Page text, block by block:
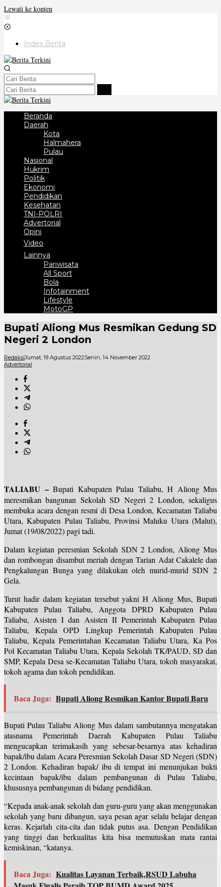
Lewati ke konten
Index Berita
Beranda
Daerah
Kota
Halmahera
Pulau
Nasional
Hukrim
Politik
Ekonomi
Pendidikan
Kesehatan
TNI-POLRI
Advertorial
Opini
Video
Lainnya
Pariwisata
All Sport
Bola
Infotainment
Lifestyle
MotoGP
Bupati Aliong Mus Resmikan Gedung SD
Negeri 2 London
RedaksiJumat, 19 Agustus 2022Senin, 14 November 2022
Advertorial
TALIABU – Bupati Kabupaten Pulau Taliabu, H Aliong Mus
meresmikan bangunan Sekolah SD Negeri 2 London, sekaligus
membuka acara dengan resmi di Desa London, Kecamatan Taliabu
Utara, Kabupaten Pulau Taliabu, Provinsi Maluku Utara (Malut),
Jumat (19/08/2022) pagi tadi.
Dalam kegiatan peresmian Sekolah SDN 2 London, Aliong Mus
dan rombongan disambut meriah dengan Tarian Adat Cakalele dan
Pengkalungan Bunga yang dilakukan oleh murid-murid SDN 2
Gela.
Turut hadir dalam kegiatan tersebut yakni H Aliong Mus, Bupati
Kabupaten Pulau Taliabu, Anggota DPRD Kabupaten Pulau
Taliabu, Asisten I dan Asisten II Pemerintah Kabupaten Pulau
Taliabu, Kepala OPD Lingkup Pemerintah Kabupaten Pulau
Taliabu, Kepala Pemerintahan Kecamatan Taliabu Utara, Ka Pos
Pol Kecamatan Taliabu Utara, Kepala Sekolah TK/PAUD, SD dan
SMP, Kepala Desa se-Kecamatan Taliabu Utara, tokoh masyarakat,
tokoh agama dan tokoh pendidikan.
Baca Juga: Bupati Aliong Resmikan Kantor Bupati Baru
Bupati Pulau Taliabu Aliong Mus dalam sambutannya mengatakan
atasnama Pemerintah Daerah Kabupaten Pulau Taliabu
mengucapkan terimakasih yang sebesar-besarnya atas kehadiran
bapak/ibu dalam Acara Peresmian Sekolah Dasar SD Negeri (SDN)
2 London. Kehadiran bapak/ ibu di tempat ini menunjukan bukti
kecintaan bapak/ibu dalam pembangunan di Pulau Taliabu,
khususnya pembangunan di bidang pendidikan.
“Kepada anak-anak sekolah dan guru-guru yang akan menggunakan
sekolah yang baru dibangun, saya pesan agar selalu belajar dengan
keras. Kejarlah cita-cita dan tidak putus asa. Dengan Pendidikan
yang tinggi dan berkualitas kita bisa memutuskan mata rantai
kemiskinan, “katanya.
Baca Juga: Kualitas Layanan Terbaik,RSUD Labuha